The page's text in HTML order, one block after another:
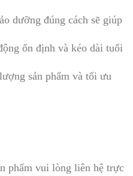
dưỡng đúng cách sẽ giúp
ổn định và kéo dài tuổi
sản phẩm và tối ưu
phẩm vui lòng liên hệ trực